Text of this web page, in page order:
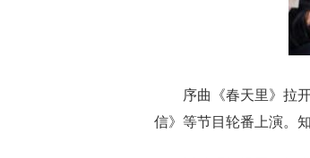
序曲《春天里》拉
信》等节目轮番上演。